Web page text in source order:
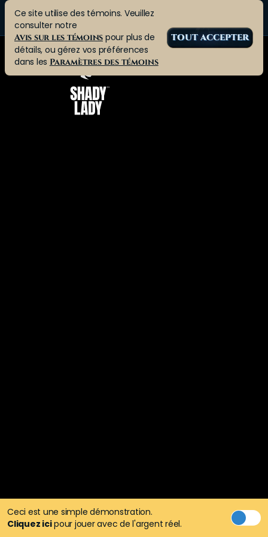
Ceci est une simple démonstration.
Cliquez icipour jouer avec de l'argent réel.
Ce site utilise des témoins. Veuillez
consulter notre
Avis sur les témoins pour plus de
détails, ou gérez vos préférences
dans les Paramètres des témoins
TOUT ACCEPTER